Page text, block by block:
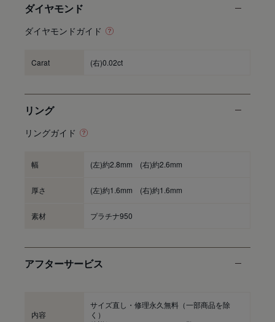
ダイヤモンド
ダイヤモンドガイド
Carat (右)0.02ct
リング
リングガイド
幅 (左)約2.8mm (右)約2.6mm
厚さ (左)約1.6mm (右)約1.6mm
素材 プラチナ950
アフターサービス
内容
サイズ直し・修理永久無料（一部商品を除
く）